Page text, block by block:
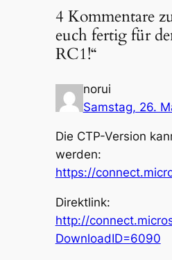
4 Kommentare
euch fertig für
RC1!“
norui
Samstag, 26.
Die CTP-Version
werden:
https://
Direktlink:
http://
DownloadID=6090